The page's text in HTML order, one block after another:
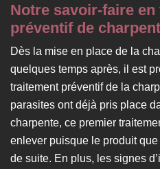
Notre savoir-faire
préventif de
Dès la mise en place de la
quelques temps après, il est
traitement préventif de la
parasites ont déjà pris place
charpente, ce premier
enlever puisque le produit
de suite. En plus, les signes